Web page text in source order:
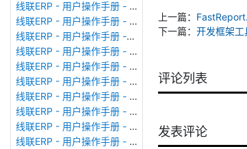
线联ERP - 用户操作手册 - 号码规则
线联ERP - 用户操作手册 - 功能菜单
线联ERP - 用户操作手册 -分配临时角色
线联ERP - 用户操作手册 - 组织架构
线联ERP - 用户操作手册 - 用户管理
线联ERP - 用户操作手册 - 角色/岗位管理
线联ERP - 用户操作手册 - 暂估入库明细表
线联ERP - 用户操作手册 - 物料收发明细表
线联ERP - 用户操作手册 - 即时库存余额表
线联ERP - 用户操作手册 - 库存账龄分析表
上一篇：
下一篇： 开发框架
评论列表
发表评论